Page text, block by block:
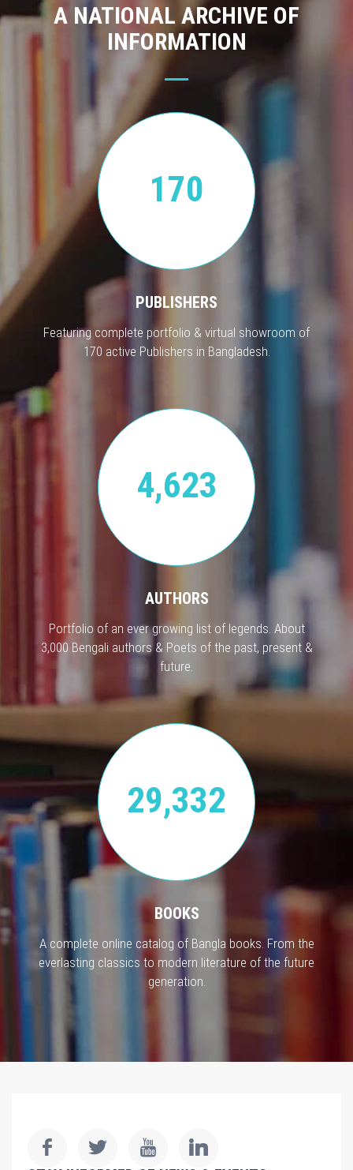
A NATIONAL ARCHIVE OF
INFORMATION
170
PUBLISHERS
Featuring complete portfolio & virtual showroom of
170 active Publishers in Bangladesh.
4,623
AUTHORS
Portfolio of an ever growing list of legends. About
3,000 Bengali authors & Poets of the past, present &
future.
29,332
BOOKS
A complete online catalog of Bangla books. From the
everlasting classics to modern literature of the future
generation.